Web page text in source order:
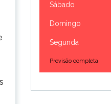
Sábado
Domingo
Segunda
Previsão completa